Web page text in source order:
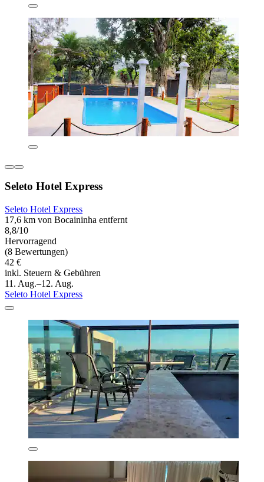
Seleto Hotel Express
Seleto Hotel Express
17,6 km von Bocaininha entfernt
8,8/10
Hervorragend
(8 Bewertungen)
42 €
inkl. Steuern & Gebühren
11. Aug.–12. Aug.
Seleto Hotel Express